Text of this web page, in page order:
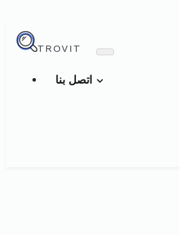
TROVIT